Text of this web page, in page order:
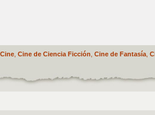
Cine, Cine de Ciencia Ficción Cine de Fantasía,